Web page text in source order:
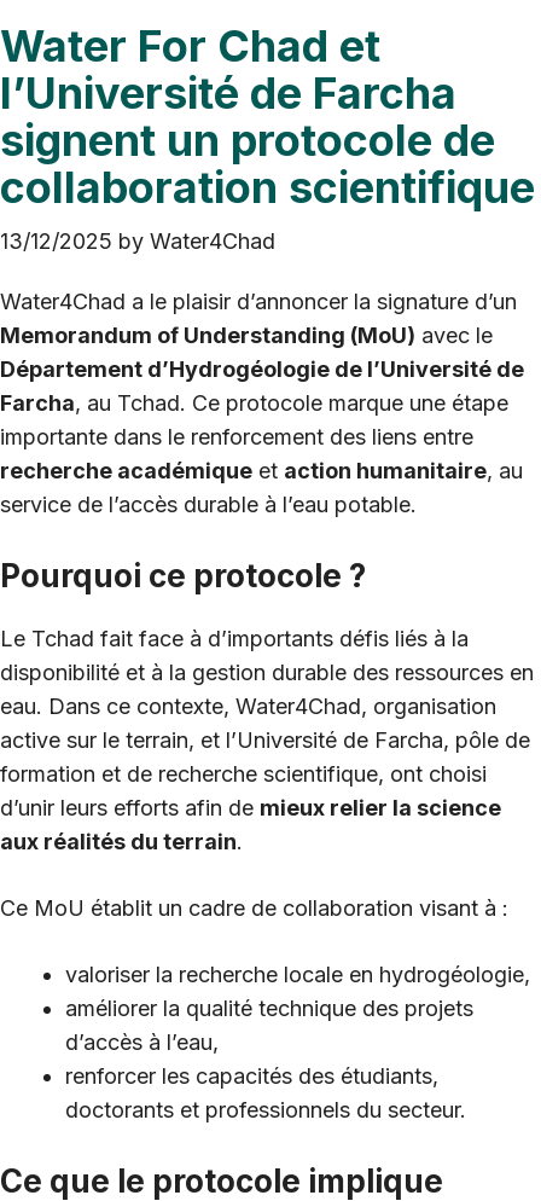
Water For Chad et
l’Université de Farcha
signent un protocole de
collaboration scientifique
13/12/2025 by Water4Chad
Water4Chad a le plaisir d’annoncer la signature d’un
Memorandum of Understanding (MoU) avec le
Département d’Hydrogéologie de l’Université de
Farcha, au Tchad. Ce protocole marque une étape
importante dans le renforcement des liens entre
recherche académique et action humanitaire, au
service de l’accès durable à l’eau potable.
Pourquoi ce protocole ?
Le Tchad fait face à d’importants défis liés à la
disponibilité et à la gestion durable des ressources en
eau. Dans ce contexte, Water4Chad, organisation
active sur le terrain, et l’Université de Farcha, pôle de
formation et de recherche scientifique, ont choisi
d’unir leurs efforts afin de mieux relier la science
aux réalités du terrain.
Ce MoU établit un cadre de collaboration visant à :
valoriser la recherche locale en hydrogéologie,
améliorer la qualité technique des projets
d’accès à l’eau,
renforcer les capacités des étudiants,
doctorants et professionnels du secteur.
Ce que le protocole implique